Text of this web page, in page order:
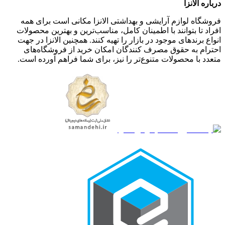
درباره الانزا
فروشگاه لوازم آرایشی و بهداشتی الانزا مکانی است برای همه
افراد تا بتوانند با اطمینان کامل، مناسب‌ترین و بهترین محصولات
انواع برندهای موجود در بازار را تهیه کنند. همچنین الانزا در جهت
احترام به حقوق مصرف کنندگان امکان خرید از فروشگاه‌های
متعدد با محصولات متنوع‌تر را نیز، برای شما فراهم آورده است.